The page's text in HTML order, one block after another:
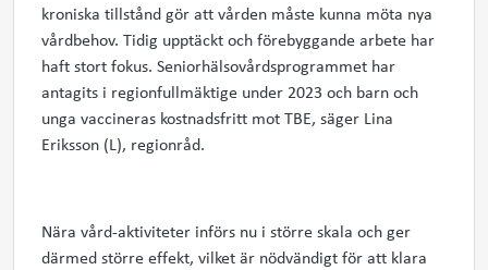
kroniska tillstånd gör att vården måste kunna möta nya
vårdbehov. Tidig upptäckt och förebyggande arbete har
haft stort fokus. Seniorhälsovårdsprogrammet har
antagits i regionfullmäktige under 2023 och barn och
unga vaccineras kostnadsfritt mot TBE, säger Lina
Eriksson (L), regionråd.
Nära vård-aktiviteter införs nu i större skala och ger
därmed större effekt, vilket är nödvändigt för att klara